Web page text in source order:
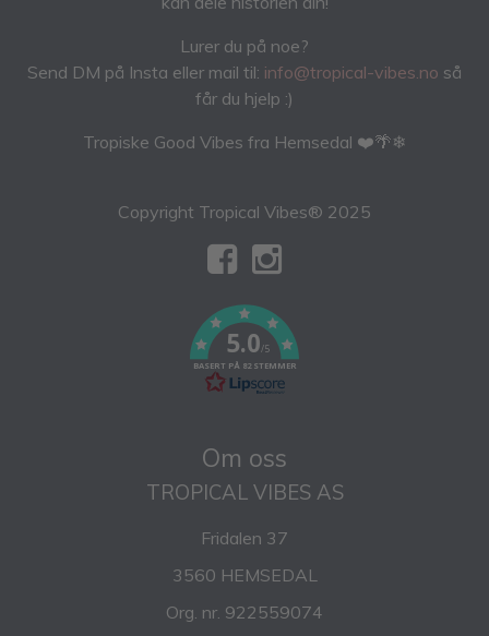
Lurer du på noe?
Send DM på Insta eller mail til: info@tropical-vibes.no så
får du hjelp :)
Tropiske Good Vibes fra Hemsedal ❤️🌴❄
Copyright Tropical Vibes® 2025
5.0/5
BASERT PÅ 82 STEMMER
Om oss
TROPICAL VIBES AS
Fridalen 37
3560 HEMSEDAL
Org. nr. 922559074